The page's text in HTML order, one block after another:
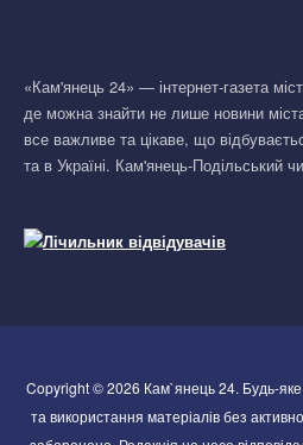
«Кам'янець 24» — інтернет-газета
де можна знайти не лише новини
все важливе та цікаве, що
та в Україні. Кам'янець-Подільський
Copyright © 2026 Кам`янець 24. Будь-
та використання матеріалів без